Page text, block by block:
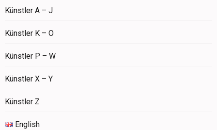
Künstler A – J
Künstler K – O
Künstler P – W
Künstler X – Y
Künstler Z
English